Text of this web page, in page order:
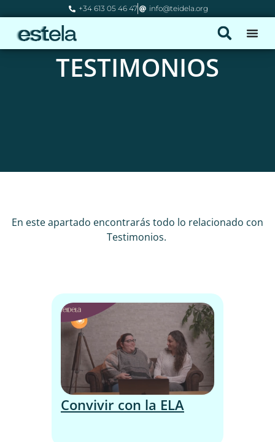
+34 613 05 46 47 info@teidela.org
TESTIMONIOS
En este apartado encontrarás todo lo relacionado con
Testimonios.
Convivir con la ELA